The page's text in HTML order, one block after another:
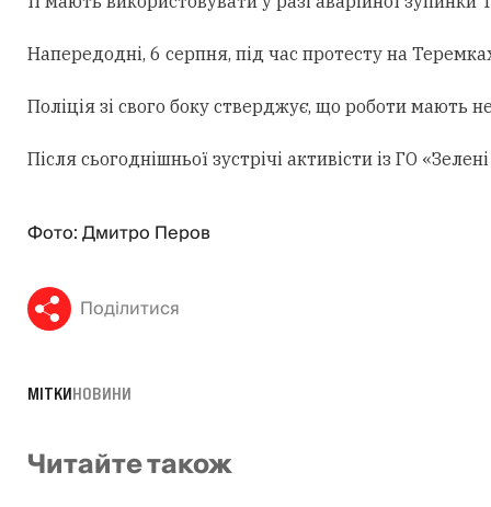
Напередодні, 6 серпня, під час протесту на
Поліція зі свого боку стверджує, що роботи мають
Після сьогоднішньої зустрічі активісти із ГО
Фото: Дмитро Перов
Поділитися
МІТКИНОВИНИ
Читайте також